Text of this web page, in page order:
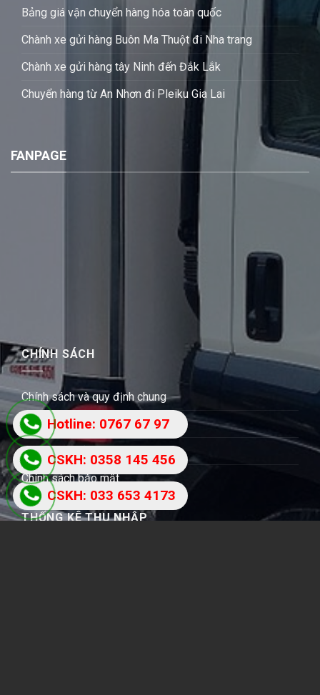
Bảng giá vận chuyển hàng hóa toàn quốc
Chành xe gửi hàng Buôn Ma Thuột đi Nha trang
Chành xe gửi hàng tây Ninh đến Đắk Lắk
Chuyển hàng từ An Nhơn đi Pleiku Gia Lai
FANPAGE
CHÍNH SÁCH
Chính sách và quy định chung
Quy định và hình thức thanh toán
Chính sách bồi thường
Chính sách bảo mật
THỐNG KÊ THU NHẬP
Hotline: 0767 67 97
87
CSKH: 033 653 4173
CSKH: 0358 145 456